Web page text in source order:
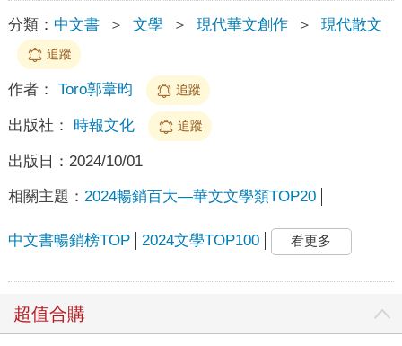
分類： 中文書 ＞ 文學 ＞ 現代華文創作 ＞ 現代散文
追蹤
作者： Toro郭葦昀 追蹤
出版社： 時報文化 追蹤
出版日： 2024/10/01
相關主題： 2024暢銷百大—華文文學類TOP20
中文書暢銷榜TOP 2024文學TOP100 看更多
超值合購